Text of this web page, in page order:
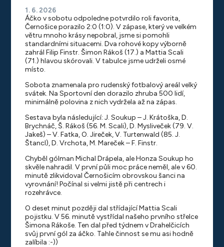
1. 6. 2026
Áčko v sobotu odpoledne potvrdilo roli favorita,
Černošice porazilo 2:0 (1:0). V zápase, který ve velkém
větru mnoho krásy nepobral, jsme si pomohli
standardními situacemi. Dva rohové kopy výborně
zahrál Filip Finstr. Šimon Rákoš (17.) a Mattia Scali
(71.) hlavou skórovali. V tabulce jsme udrželi osmé
místo.
Sobota znamenala pro rudenský fotbalový areál velký
svátek. Na Sportovní den dorazilo zhruba 500 lidí,
minimálně polovina z nich vydržela až na zápas.
Sestava byla následující: J. Soukup – J. Krátoška, D.
Brychnáč, Š. Rákoš (56. M. Scali), D. Mysliveček (79. V.
Jakeš) – V. Fatka, O. Jireček, V. Turtenwald (85. J.
Štancl), D. Vrchota, M. Mareček – F. Finstr.
Chyběl gólman Michal Drápela, ale Honza Soukup ho
skvěle nahradil. V první půli moc práce neměl, ale v 60.
minutě zlikvidoval Černošicím obrovskou šanci na
vyrovnání! Počínal si velmi jistě při centrech i
rozehrávce.
O deset minut později dal střídající Mattia Scali
pojistku. V 56. minutě vystřídal našeho prvního střelce
Šimona Rákoše. Ten dal před týdnem v Drahelčicích
svůj první gól za áčko. Tahle činnost se mu asi hodně
zalíbila :-))